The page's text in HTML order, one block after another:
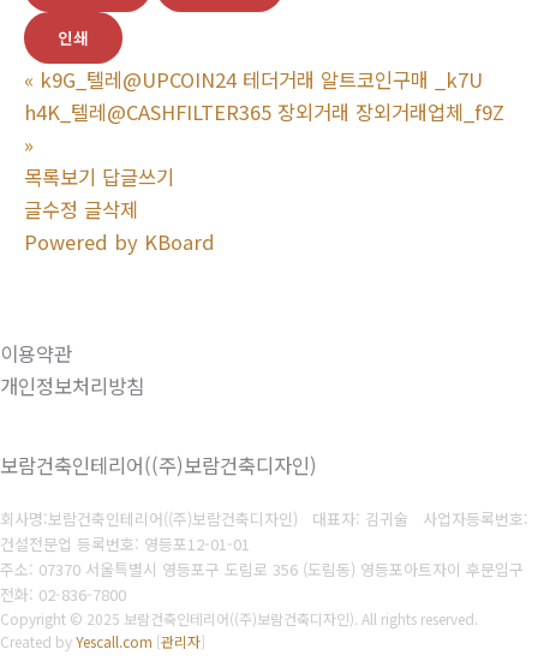
인쇄
« k9G_텔레@UPCOIN24 테더거래 알트코인구매 _k7U
h4K_텔레@CASHFILTER365 장외거래 장외거래업체_f9Z
»
목록보기 답글쓰기
글수정 글삭제
Powered by KBoard
이용약관
개인정보처리방침
보람건축인테리어((주)보람건축디자인)
회사명:보람건축인테리어((주)보람건축디자인) 대표자: 김귀술 사업자등록번호:
건설전문업 등록번호: 영등포12-01-01
주소: 07370 서울특별시 영등포구 도림로 356 (도림동) 영등포아트자이 후문입구
전화: 02-836-7800
Copyright © 2025 보람건축인테리어((주)보람건축디자인). All rights reserved.
Created byYescall.com [관리자]